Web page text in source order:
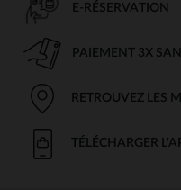
E-RÉSERVATION
PAIEMENT 3X
RETROUVEZ LES
TÉLÉCHARGER